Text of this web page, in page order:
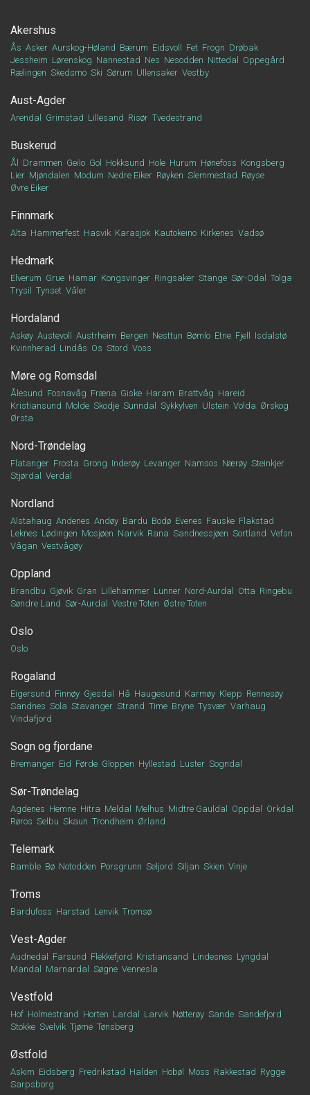
Akershus
Ås Asker Aurskog-Høland Bærum Eidsvoll Fet Frogn Drøbak
Jessheim Lørenskog Nannestad Nes Nesodden Nittedal
Oppegård
Rælingen Skedsmo Ski Sørum Ullensaker Vestby
Aust-Agder
Arendal Grimstad Lillesand Risør Tvedestrand
Buskerud
Ål Drammen Geilo Gol Hokksund Hole Hurum Hønefoss Kongsberg
Lier Mjøndalen Modum Nedre Eiker Røyken Slemmestad Røyse
Øvre Eiker
Finnmark
Alta Hammerfest Hasvik Karasjok Kautokeino Kirkenes Vadsø
Hedmark
Elverum Grue Hamar Kongsvinger Ringsaker Stange Sør-Odal
Tolga
Trysil
Tynset Våler
Hordaland
Askøy Austevoll Austrheim Bergen Nesttun Bømlo Etne Fjell
Isdalstø
Kvinnherad Lindås Os Stord Voss
Møre og Romsdal
Ålesund Fosnavåg Fræna Giske Haram Brattvåg Hareid
Kristiansund Molde Skodje Sunndal Sykkylven Ulstein Volda Ørskog
Ørsta
Nord-Trøndelag
Flatanger Frosta Grong Inderøy Levanger Namsos Nærøy Steinkjer
Stjørdal
Verdal
Nordland
Alstahaug Andenes Andøy Bardu Bodø Evenes Fauske Flakstad
Leknes Lødingen Mosjøen Narvik Rana Sandnessjøen Sortland Vefsn
Vågan Vestvågøy
Oppland
Brandbu Gjøvik Gran Lillehammer Lunner Nord-Aurdal Otta Ringebu
Søndre Land Sør-Aurdal Vestre Toten Østre Toten
Oslo
Oslo
Rogaland
Eigersund Finnøy Gjesdal Hå Haugesund Karmøy Klepp Rennesøy
Sandnes Sola Stavanger Strand Time Bryne Tysvær Varhaug
Vindafjord
Sogn og fjordane
Bremanger Eid Førde Gloppen Hyllestad Luster Sogndal
Sør-Trøndelag
Agdenes Hemne Hitra Meldal Melhus Midtre Gauldal Oppdal
Orkdal
Røros Selbu Skaun Trondheim Ørland
Telemark
Bamble Bø Notodden Porsgrunn Seljord Siljan Skien Vinje
Troms
Bardufoss Harstad Lenvik Tromsø
Vest-Agder
Audnedal Farsund Flekkefjord Kristiansand Lindesnes Lyngdal
Mandal
Marnardal Søgne Vennesla
Vestfold
Hof Holmestrand Horten Lardal Larvik Nøtterøy Sande Sandefjord
Stokke Svelvik Tjøme Tønsberg
Østfold
Askim Eidsberg Fredrikstad Halden Hobøl Moss Rakkestad Rygge
Sarpsborg